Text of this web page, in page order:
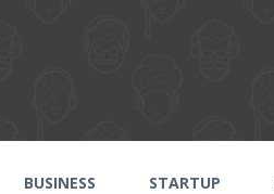
BUSINESS STARTUP